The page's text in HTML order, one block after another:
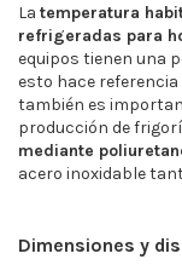
La temperatura
refrigeradas para
equipos tienen una
esto hace
también es
producción de
mediante
acero inoxidable
Dimensiones y